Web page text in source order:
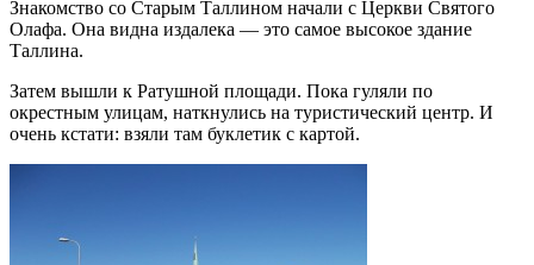
Знакомство со Старым Таллином начали с Церкви Святого
Олафа. Она видна издалека — это самое высокое здание
Таллина.
Затем вышли к Ратушной площади. Пока гуляли по
окрестным улицам, наткнулись на туристический центр. И
очень кстати: взяли там буклетик с картой.